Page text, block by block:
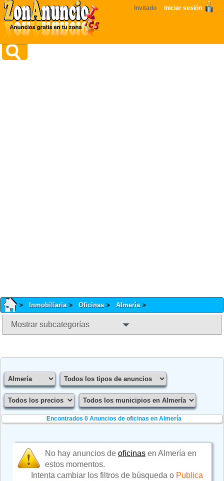
Invitado Iniciar sesión
Inmobiliaria Oficinas Almería
Mostrar subcategorías
Encontrados 0Anuncios de oficinas en Almería
No hay anuncios deoficinas en Almería en
estos momentos.
Intenta cambiar los filtros de búsqueda o Publica